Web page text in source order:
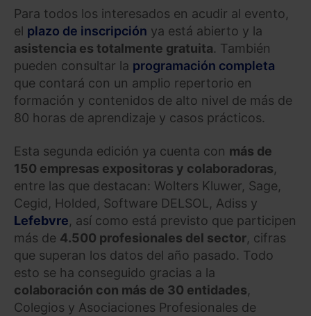
Para todos los interesados en acudir al evento,
el plazo de inscripción ya está abierto y la
asistencia es totalmente gratuita. También
pueden consultar la programación completa
que contará con un amplio repertorio en
formación y contenidos de alto nivel de más de
80 horas de aprendizaje y casos prácticos.
Esta segunda edición ya cuenta con más de
150 empresas expositoras y colaboradoras,
entre las que destacan: Wolters Kluwer, Sage,
Cegid, Holded, Software DELSOL, Adiss y
Lefebvre, así como está previsto que participen
más de 4.500 profesionales del sector, cifras
que superan los datos del año pasado. Todo
esto se ha conseguido gracias a la
colaboración con más de 30 entidades,
Colegios y Asociaciones Profesionales de